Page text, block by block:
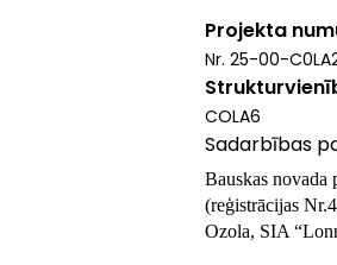
Projekta
Nr. 25-00-
COLA6
Sadarbības
Bauskas novada
(reģistrācijas Nr.
Ozola, SIA